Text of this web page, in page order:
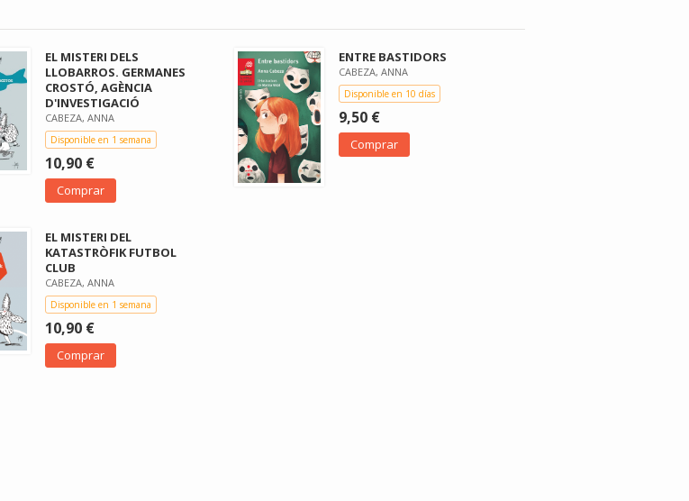
EL MISTERI DELS
LLOBARROS. GERMANES
CROSTÓ, AGÈNCIA
D'INVESTIGACIÓ
CABEZA, ANNA
Disponible en 1 semana
10,90 €
Comprar
ENTRE BASTIDORS
CABEZA, ANNA
Disponible en 10 días
9,50 €
Comprar
EL MISTERI DEL
KATASTRÒFIK FUTBOL
CLUB
CABEZA, ANNA
Disponible en 1 semana
10,90 €
Comprar